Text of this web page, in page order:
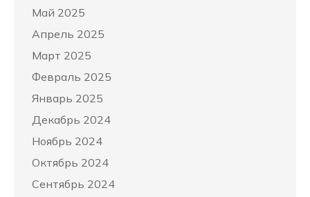
Май 2025
Апрель 2025
Март 2025
Февраль 2025
Январь 2025
Декабрь 2024
Ноябрь 2024
Октябрь 2024
Сентябрь 2024